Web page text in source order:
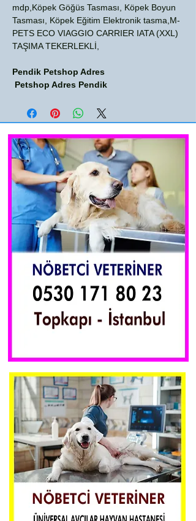
mdp,Köpek Göğüs Tasması, Köpek Boyun
Tasması, Köpek Eğitim Elektronik tasma,M-
PETS ECO VIAGGIO CARRIER IATA (XXL)
TAŞIMA TEKERLEKLİ,
Pendik Petshop Adres
Petshop Adres Pendik